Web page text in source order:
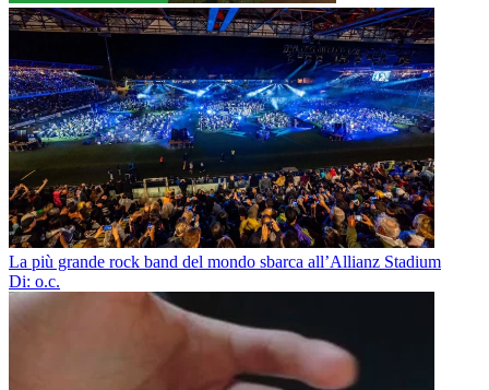
La più grande rock band del mondo sbarca all’Allianz Stadium
Di: o.c.